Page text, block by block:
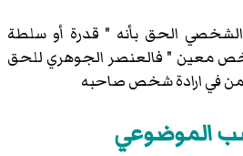
الحق بأنه " قدرة أو سلطة
معين " فالعنصر الجوهري للحق
في ارادة شخص صاحبه
الموضوعي